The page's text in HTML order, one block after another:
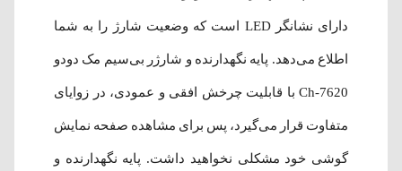
دارای نشانگر LED است که وضعیت شارژ را به شما
اطلاع می‌دهد. پایه نگهدارنده و شارژر بی‌سیم مک دودو
Ch-7620 با قابلیت چرخش ​​افقی و عمودی، در زوایای
متفاوت قرار می‌گیرد، پس برای مشاهده صفحه نمایش
گوشی خود مشکلی نخواهید داشت. پایه نگهدارنده و